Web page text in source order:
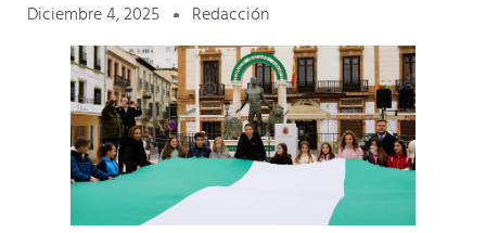
Diciembre 4, 2025 Redacción